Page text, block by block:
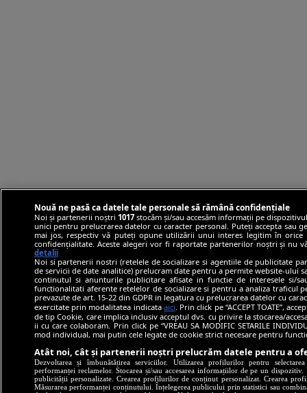
Nouă ne pasă ca datele tale personale să rămână confidențiale
Noi și partenerii noștri 1017stocăm și/sau accesăm informații pe
unici pentru prelucrarea datelor cu caracter personal. Puteți accepta sau
mai jos, respectiv vă puteți opune utilizării unui interes legitim în
confidențialitate. Aceste alegeri vor fi raportate partenerilor noștri și nu
detalii
Noi si partenerii nostri (retelele de socializare si agentiile de publicitate
de servicii de date analitice) prelucram date pentru a permite website-ului
continutul si anunturile publicitare afisate in functie de interesele si/
functionalitati aferente retelelor de socializare si pentru a analiza traficul
prevazute de art. 15-22 din GDPR in legatura cu prelucrarea datelor cu
exercitate prin modalitatea indicata aici . Prin click pe “ACCEPT TOATE”,
de tip Cookie, care implica inclusiv acceptul dvs. cu privire la stocarea/
ii cu care colaboram. Prin click pe “VREAU SA MODIFIC SETARILE
mod individual, mai putin cele legate de cookie strict necesare pentru
Atât noi, cât și partenerii noștri prelucrăm datele pentru a
Dezvoltarea și îmbunătățirea serviciilor. Utilizarea profilurilor pentru
performanței reclamelor. Stocarea și/sau accesarea informațiilor de pe un
publicității personalizate. Crearea profilurilor de conținut personalizat. Crearea
Măsurarea performanței conținutului. Înțelegerea publicului prin statistici sau